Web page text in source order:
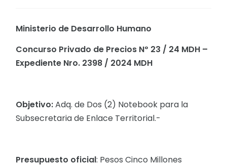
Ministerio de Desarrollo Humano
Concurso Privado de Precios Nº 23 / 24 MDH –
Expediente Nro. 2398 / 2024 MDH
Objetivo:Adq. de Dos (2) Notebook para la
Subsecretaria de Enlace Territorial.-
Presupuesto oficial: Pesos Cinco Millones